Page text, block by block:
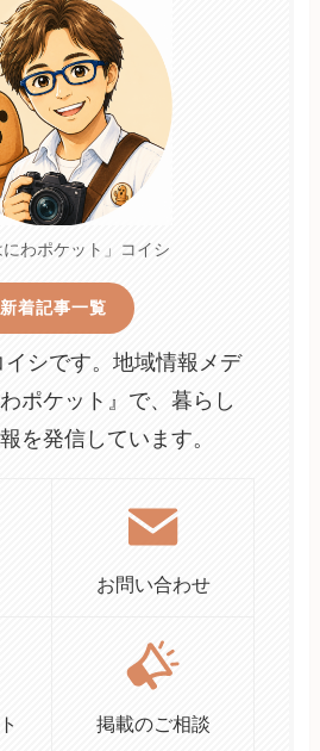
にわポケット」コイシ
新着記事一覧
シです。地域情報メデ
ポケット』で、暮らし
を発信しています。
お問い合わせ
掲載のご相談